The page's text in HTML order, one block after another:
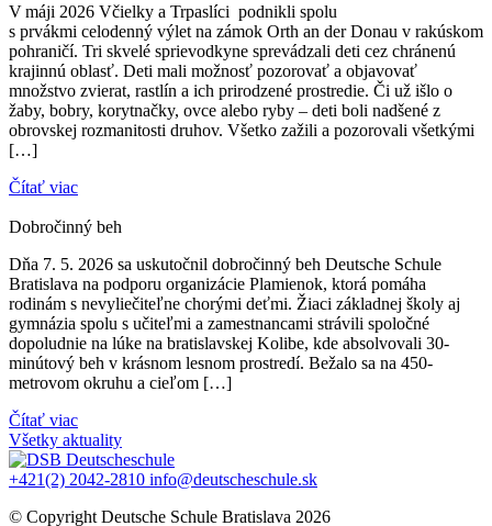
V máji 2026 Včielky a Trpaslíci podnikli spolu
s prvákmi celodenný výlet na zámok Orth an der Donau v rakúskom
pohraničí. Tri skvelé sprievodkyne sprevádzali deti cez chránenú
krajinnú oblasť. Deti mali možnosť pozorovať a objavovať
množstvo zvierat, rastlín a ich prirodzené prostredie. Či už išlo o
žaby, bobry, korytnačky, ovce alebo ryby – deti boli nadšené z
obrovskej rozmanitosti druhov. Všetko zažili a pozorovali všetkými
[…]
Čítať viac
Dobročinný beh
Dňa 7. 5. 2026 sa uskutočnil dobročinný beh Deutsche Schule
Bratislava na podporu organizácie Plamienok, ktorá pomáha
rodinám s nevyliečiteľne chorými deťmi. Žiaci základnej školy aj
gymnázia spolu s učiteľmi a zamestnancami strávili spoločné
dopoludnie na lúke na bratislavskej Kolibe, kde absolvovali 30-
minútový beh v krásnom lesnom prostredí. Bežalo sa na 450-
metrovom okruhu a cieľom […]
Čítať viac
Všetky aktuality
+421(2) 2042-2810 info@deutscheschule.sk
© Copyright Deutsche Schule Bratislava 2026